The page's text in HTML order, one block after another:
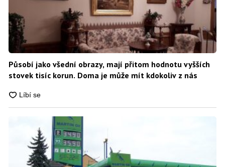
Působí jako všední obrazy, mají přitom hodnotu vyšších
stovek tisíc korun. Doma je může mít kdokoliv z nás